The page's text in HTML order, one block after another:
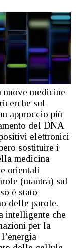
medicine
sul
approccio più
del DNA
elettronici
sostituire i
medicina
orientali
(mantra) sul
è stato
delle parole.
intelligente che
per la